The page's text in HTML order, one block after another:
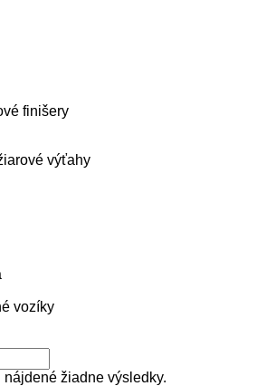
finišery
výťahy
vozíky
žiadne výsledky.